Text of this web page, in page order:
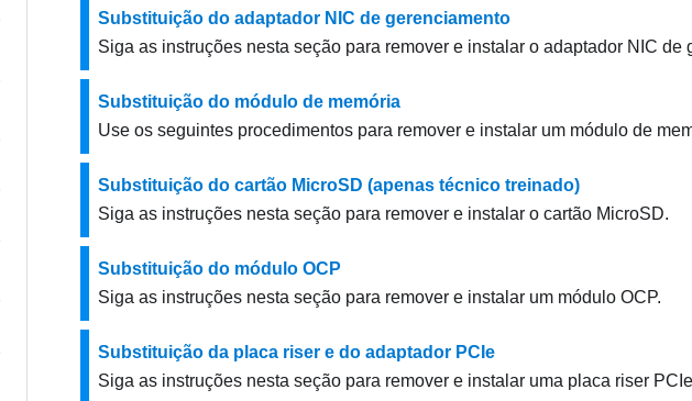
Substituição do adaptador NIC de gerenciamento
Siga as instruções nesta seção para remover e instalar o adaptador NIC de
Substituição do módulo de memória
Use os seguintes procedimentos para remover e instalar um módulo de
Substituição do cartão MicroSD (apenas técnico treinado)
Siga as instruções nesta seção para remover e instalar o cartão MicroSD.
Substituição do módulo OCP
Siga as instruções nesta seção para remover e instalar um módulo OCP.
Substituição da placa riser e do adaptador PCIe
Siga as instruções nesta seção para remover e instalar uma placa riser